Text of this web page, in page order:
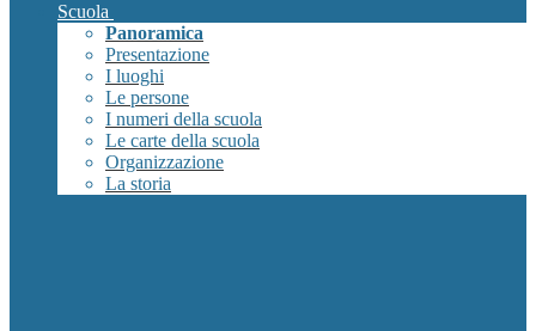
Scuola
Panoramica
Presentazione
I luoghi
Le persone
I numeri della scuola
Le carte della scuola
Organizzazione
La storia